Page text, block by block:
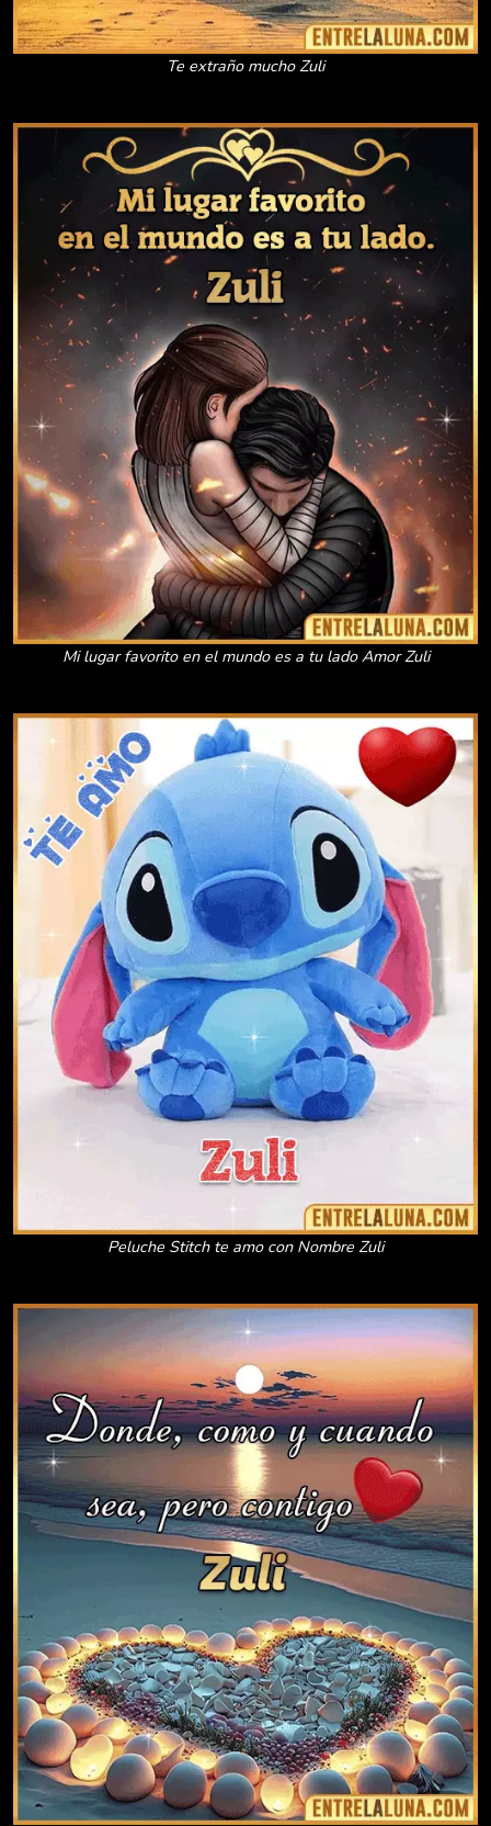
Te extraño mucho Zuli
Mi lugar favorito en el mundo es a tu lado Amor Zuli
Peluche Stitch te amo con Nombre Zuli